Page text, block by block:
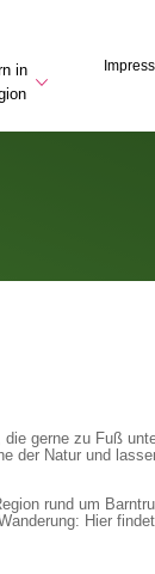
in
gerne zu Fuß
der Natur und
rund um
Hier